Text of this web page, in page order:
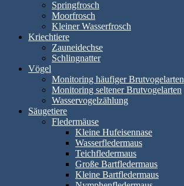
Springfrosch
Moorfrosch
Kleiner Wasserfrosch
Kriechtiere
Zauneidechse
Schlingnatter
Vögel
Monitoring häufiger Brutvogelarten
Monitoring seltener Brutvogelarten
Wasservogelzählung
Säugetiere
Fledermäuse
Kleine Hufeisennase
Wasserfledermaus
Teichfledermaus
Große Bartfledermaus
Kleine Bartfledermaus